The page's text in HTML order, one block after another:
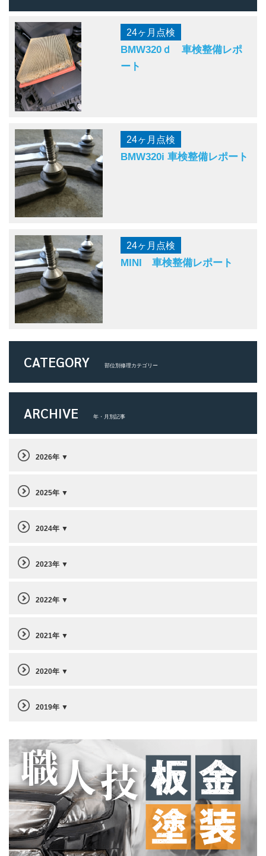
24ヶ月点検
BMW320ｄ 車検整備レポ
ート
24ヶ月点検
BMW320i 車検整備レポート
24ヶ月点検
MINI 車検整備レポート
CATEGORY 部位別修理カテゴリー
ARCHIVE 年・月別記事
2026年
2025年
2024年
2023年
2022年
2021年
2020年
2019年